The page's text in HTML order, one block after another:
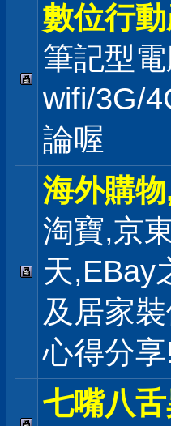
數位行
筆記型
wifi/3G/
論喔
海外購
淘寶,京
天,EBay
及居家
心得分享
七嘴八